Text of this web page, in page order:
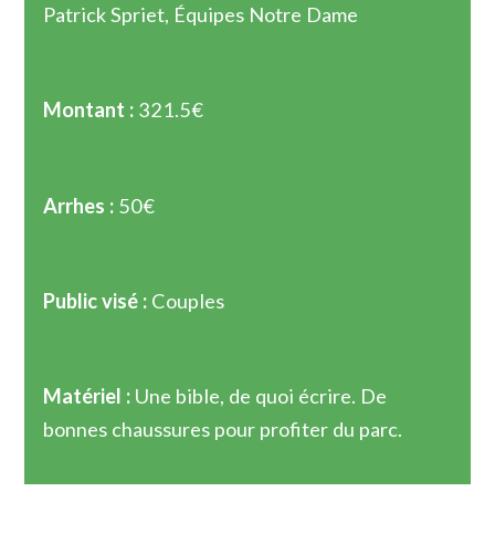
Patrick Spriet, Équipes Notre Dame
Montant : 321.5€
Arrhes : 50€
Public visé : Couples
Matériel : Une bible, de quoi écrire. De
bonnes chaussures pour profiter du parc.